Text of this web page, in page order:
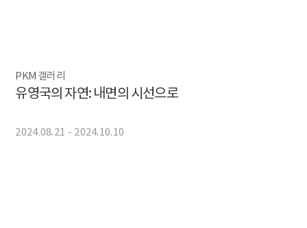
PKM 갤러리
유영국의 자연: 내면의 시선으로
2024.08.21 - 2024.10.10